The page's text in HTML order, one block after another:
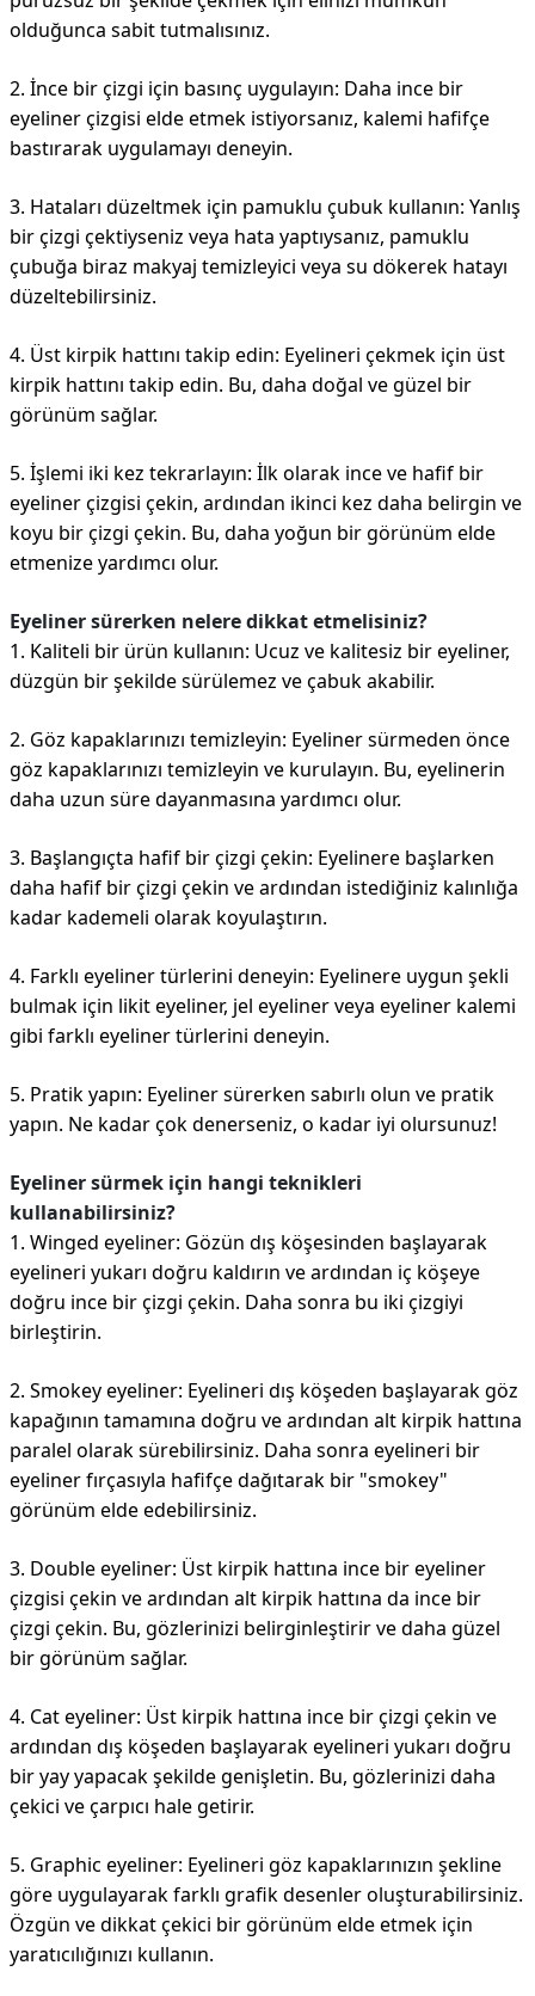
olduğunca sabit tutmalısınız.
2. İnce bir çizgi için basınç uygulayın: Daha ince bir
eyeliner çizgisi elde etmek istiyorsanız, kalemi hafifçe
bastırarak uygulamayı deneyin.
3. Hataları düzeltmek için pamuklu çubuk kullanın: Yanlış
bir çizgi çektiyseniz veya hata yaptıysanız, pamuklu
çubuğa biraz makyaj temizleyici veya su dökerek hatayı
düzeltebilirsiniz.
4. Üst kirpik hattını takip edin: Eyelineri çekmek için üst
kirpik hattını takip edin. Bu, daha doğal ve güzel bir
görünüm sağlar.
5. İşlemi iki kez tekrarlayın: İlk olarak ince ve hafif bir
eyeliner çizgisi çekin, ardından ikinci kez daha belirgin ve
koyu bir çizgi çekin. Bu, daha yoğun bir görünüm elde
etmenize yardımcı olur.
Eyeliner sürerken nelere dikkat etmelisiniz?
1. Kaliteli bir ürün kullanın: Ucuz ve kalitesiz bir eyeliner,
düzgün bir şekilde sürülemez ve çabuk akabilir.
2. Göz kapaklarınızı temizleyin: Eyeliner sürmeden önce
göz kapaklarınızı temizleyin ve kurulayın. Bu, eyelinerin
daha uzun süre dayanmasına yardımcı olur.
3. Başlangıçta hafif bir çizgi çekin: Eyelinere başlarken
daha hafif bir çizgi çekin ve ardından istediğiniz kalınlığa
kadar kademeli olarak koyulaştırın.
4. Farklı eyeliner türlerini deneyin: Eyelinere uygun şekli
bulmak için likit eyeliner, jel eyeliner veya eyeliner kalemi
gibi farklı eyeliner türlerini deneyin.
5. Pratik yapın: Eyeliner sürerken sabırlı olun ve pratik
yapın. Ne kadar çok denerseniz, o kadar iyi olursunuz!
Eyeliner sürmek için hangi teknikleri
kullanabilirsiniz?
1. Winged eyeliner: Gözün dış köşesinden başlayarak
eyelineri yukarı doğru kaldırın ve ardından iç köşeye
doğru ince bir çizgi çekin. Daha sonra bu iki çizgiyi
birleştirin.
2. Smokey eyeliner: Eyelineri dış köşeden başlayarak göz
kapağının tamamına doğru ve ardından alt kirpik hattına
paralel olarak sürebilirsiniz. Daha sonra eyelineri bir
eyeliner fırçasıyla hafifçe dağıtarak bir "smokey"
görünüm elde edebilirsiniz.
3. Double eyeliner: Üst kirpik hattına ince bir eyeliner
çizgisi çekin ve ardından alt kirpik hattına da ince bir
çizgi çekin. Bu, gözlerinizi belirginleştirir ve daha güzel
bir görünüm sağlar.
4. Cat eyeliner: Üst kirpik hattına ince bir çizgi çekin ve
ardından dış köşeden başlayarak eyelineri yukarı doğru
bir yay yapacak şekilde genişletin. Bu, gözlerinizi daha
çekici ve çarpıcı hale getirir.
5. Graphic eyeliner: Eyelineri göz kapaklarınızın şekline
göre uygulayarak farklı grafik desenler oluşturabilirsiniz.
Özgün ve dikkat çekici bir görünüm elde etmek için
yaratıcılığınızı kullanın.